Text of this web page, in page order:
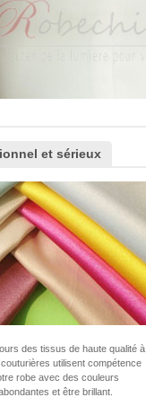
et sérieux
des tissus de haute qualité à
utilisent compétence
robe avec des couleurs
et être brillant.